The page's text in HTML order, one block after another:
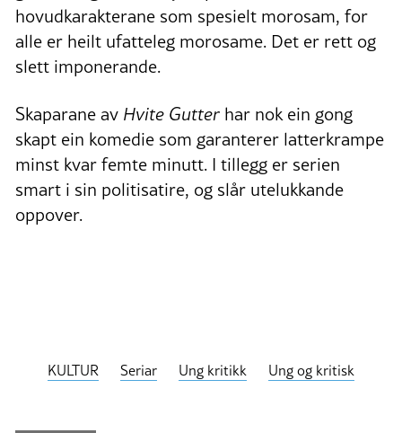
hovudkarakterane som spesielt morosam, for
alle er heilt ufatteleg morosame. Det er rett og
slett imponerande.
Skaparane av Hvite Gutter har nok ein gong
skapt ein komedie som garanterer latterkrampe
minst kvar femte minutt. I tillegg er serien
smart i sin politisatire, og slår utelukkande
oppover.
KULTUR Seriar Ung kritikk Ung og kritisk